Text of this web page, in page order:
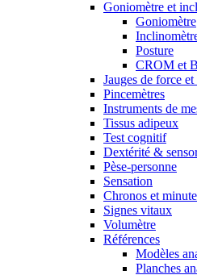
Goniomètre et
Goniomètre
Posture
CROM et
Jauges de force
Pincemètres
Instruments de
Tissus adipeux
Test cognitif
Dextérité &
Pèse-personne
Sensation
Chronos et
Signes vitaux
Volumètre
Références
Modèles
Planches